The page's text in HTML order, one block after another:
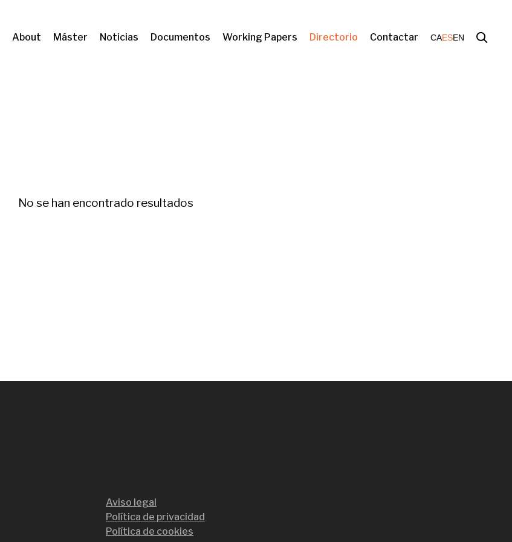
About Máster Noticias Documentos Working Papers Directorio Contactar CAESEN
No se han encontrado resultados
Aviso legal
Política de privacidad
Política de cookies